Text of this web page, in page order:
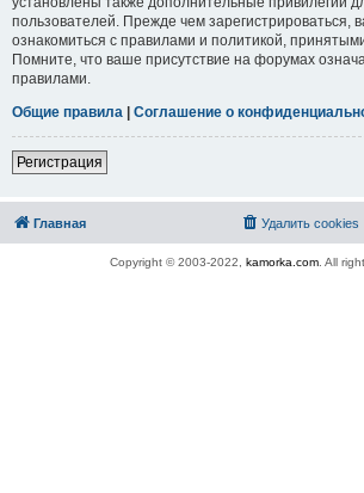
пользователей. Прежде чем зарегистрироваться,
ознакомиться с правилами и политикой,
Помните, что ваше присутствие на форумах
правилами.
Общие правила | Соглашение о
Регистрация
Главная Удалить cookies
Copyright © 2003-2022, kamorka.com. All